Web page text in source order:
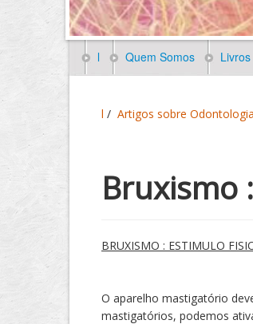
l Quem Somos Livros
l / Artigos sobre Odontologia
Bruxismo
BRUXISMO : ESTIMULO
O aparelho mastigatório
mastigatórios, podemos